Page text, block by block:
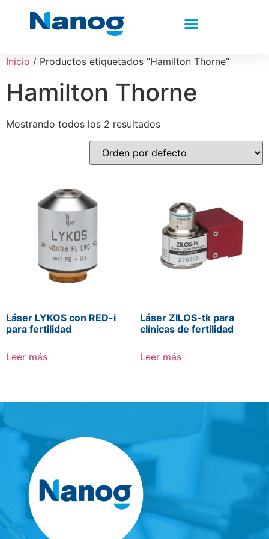
Inicio / Productos etiquetados “Hamilton Thorne”
Hamilton Thorne
Mostrando todos los 2 resultados
Láser LYKOS con RED-i
para fertilidad
Leer más
Láser ZILOS-tk para
clínicas de fertilidad
Leer más